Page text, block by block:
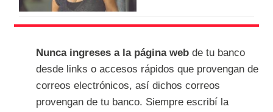
Nunca ingreses a la página web de tu banco
desde links o accesos rápidos que provengan de
correos electrónicos, así dichos correos
provengan de tu banco. Siempre escribí la